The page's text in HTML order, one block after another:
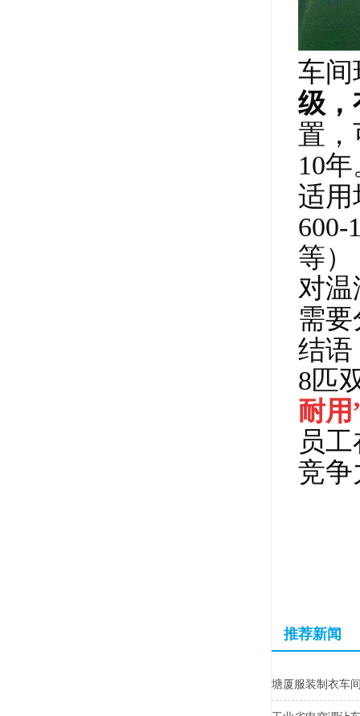
车间
级
置
10
适用
600-
等）
对
需
结语
8匹
耐用
员
竞争
推荐新闻
塘厦服装制衣车